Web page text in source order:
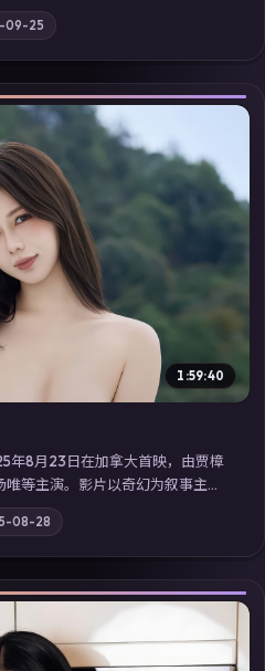
规则改写命运；摄影与配乐强化
免费观看高清电视剧在线看」延
高清在线追剧体验。
09-25
▶
1:59:40
8月23日在加拿大首映，由贾樟
等主演。影片以奇幻为叙事主
一条时间线上交锋；摄影与配乐
国产免费观看高清电视剧在线
畅享高清在线追剧体验。
08-28